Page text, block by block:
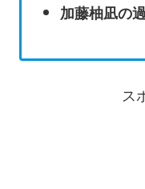
加藤柚凪の
ス